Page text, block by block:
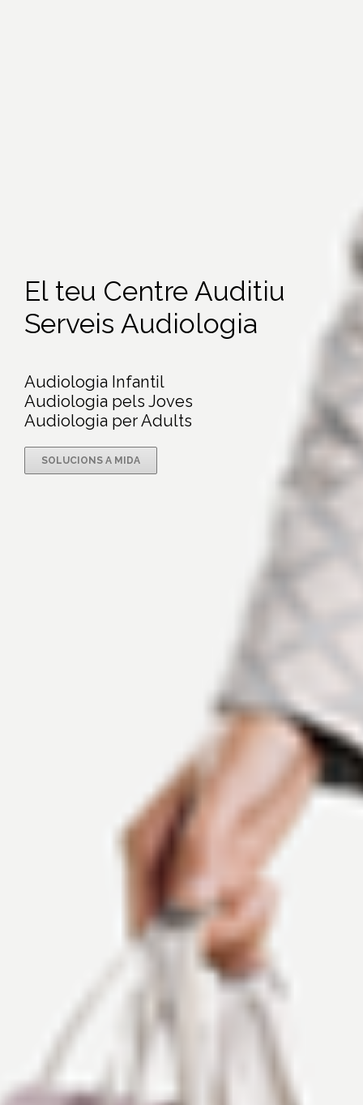
El teu Centre Auditiu
Serveis Audiologia
Audiologia Infantil
Audiologia pels Joves
Audiologia per Adults
SOLUCIONS A MIDA